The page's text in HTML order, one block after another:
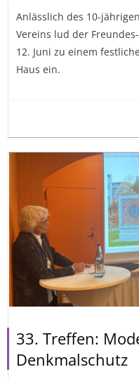
Anlässlich des 10-
Vereins lud der
12. Juni zu einem
Haus ein.
33. Treffen:
Denkmalschutz